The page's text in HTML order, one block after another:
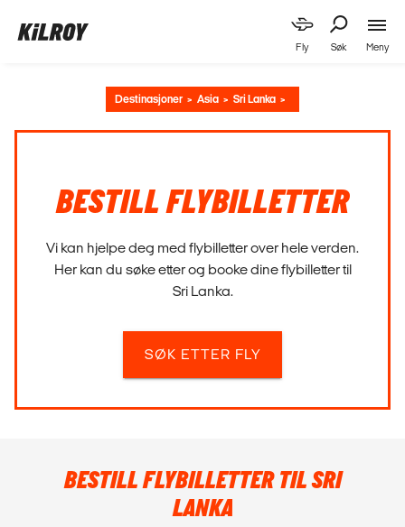
Fly Søk Meny
Destinasjoner Asia Sri Lanka
BESTILL FLYBILLETTER
Vi kan hjelpe deg med flybilletter over hele verden.
Her kan du søke etter og booke dine flybilletter til
Sri Lanka.
SØK ETTER FLY
BESTILL FLYBILLETTER TIL SRI
LANKA